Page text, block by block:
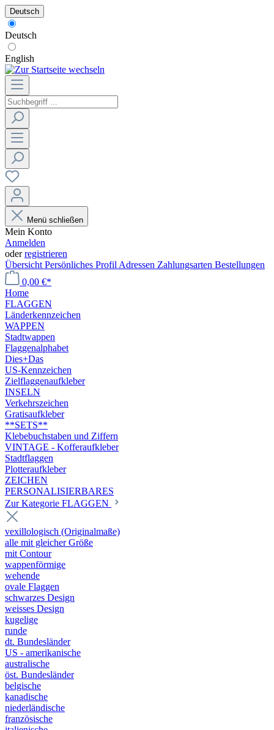
Deutsch
Deutsch
English
Menü schließen
Mein Konto
Anmelden
oderregistrieren
Übersicht Persönliches Profil Adressen Zahlungsarten Bestellungen
0,00 €*
Home
FLAGGEN
Länderkennzeichen
WAPPEN
Stadtwappen
Flaggenalphabet
Dies+Das
US-Kennzeichen
Zielflaggenaufkleber
INSELN
Verkehrszeichen
Gratisaufkleber
**SETS**
Klebebuchstaben und Ziffern
VINTAGE - Kofferaufkleber
Stadtflaggen
Plotteraufkleber
ZEICHEN
PERSONALISIERBARES
Zur Kategorie FLAGGEN
vexillologisch (Originalmaße)
alle mit gleicher Größe
mit Contour
wappenförmige
wehende
ovale Flaggen
schwarzes Design
weisses Design
kugelige
runde
dt. Bundesländer
US - amerikanische
australische
öst. Bundesländer
belgische
kanadische
niederländische
französische